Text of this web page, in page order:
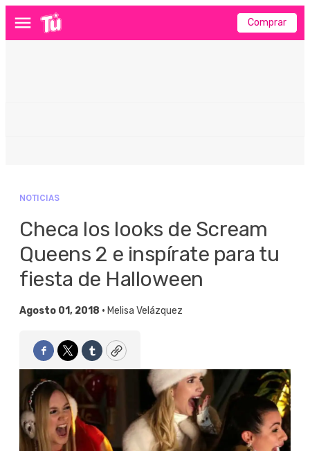
Menú Comprar
NOTICIAS
Checa los looks de Scream
Queens 2 e inspírate para tu
fiesta de Halloween
Agosto 01, 2018 • Melisa Velázquez
Facebook
TwitterTumblrCopy